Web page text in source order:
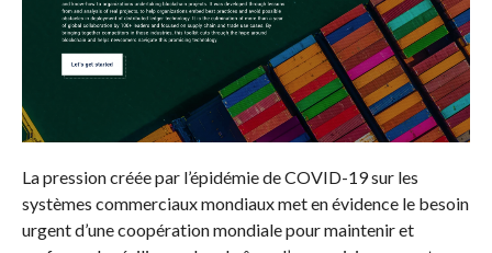
La pression créée par l’épidémie de COVID-19 sur les
systèmes commerciaux mondiaux met en évidence le besoin
urgent d’une coopération mondiale pour maintenir et